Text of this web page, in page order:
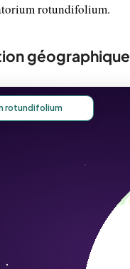
rotundifolium.
géographique